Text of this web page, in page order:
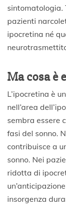
sintomatologia.
pazienti
ipocretina né
Ma cosa è
L’ipocretina è
nell’area
sembra essere
fasi del sonno.
contribuisce a
sonno. Nei
ridotta di
insorgenza